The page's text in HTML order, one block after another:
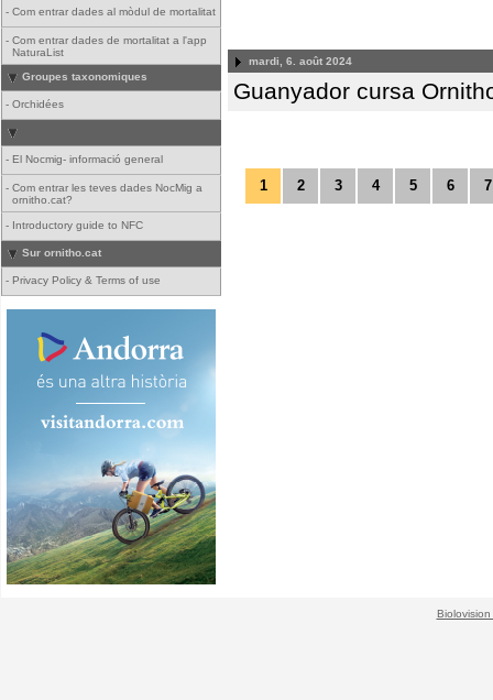
- Com entrar dades al mòdul de mortalitat
- Com entrar dades de mortalitat a l'app
NaturaList
Groupes taxonomiques
- Orchidées
- El Nocmig- informació general
- Com entrar les teves dades NocMig a
ornitho.cat?
- Introductory guide to NFC
Sur ornitho.cat
- Privacy Policy & Terms of use
mardi, 6. août 2024
Guanyador cursa
1 2 3 4 5 6 7
Biolovision